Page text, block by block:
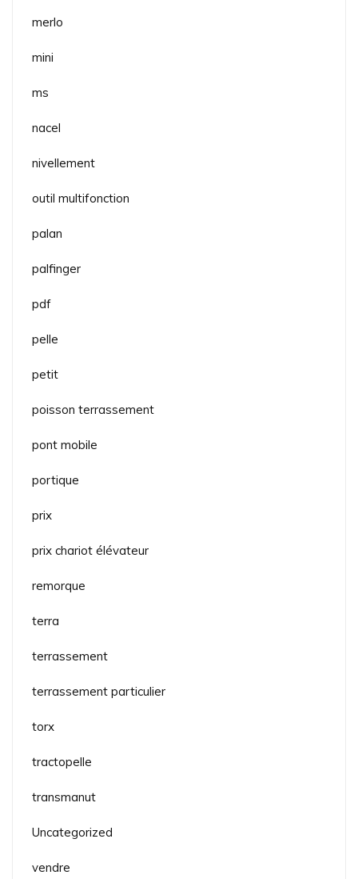
merlo
mini
ms
nacel
nivellement
outil multifonction
palan
palfinger
pdf
pelle
petit
poisson terrassement
pont mobile
portique
prix
prix chariot élévateur
remorque
terra
terrassement
terrassement particulier
torx
tractopelle
transmanut
Uncategorized
vendre